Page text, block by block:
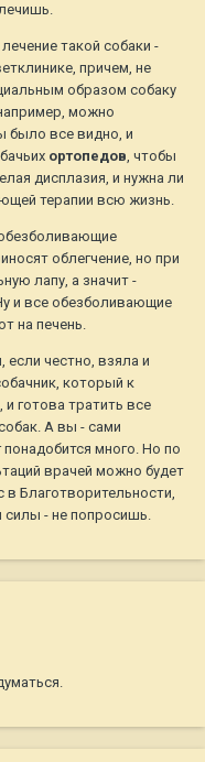
такой собаки -
причем, не
образом собаку
можно
было все видно, и
ортопедов, чтобы
дисплазия, и нужна ли
терапии всю жизнь.
облегчение, но при
лапу, а значит -
и все обезболивающие
на печень.
честно, взяла и
который к
готова тратить все
А вы - сами
много. Но по
врачей можно будет
в Благотворительности,
силы - не попросишь.